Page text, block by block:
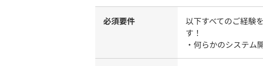
必須要件
以下すべてのご経験
す！
・何らかのシステ